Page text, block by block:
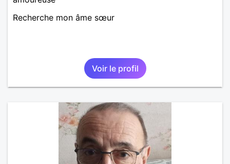
Recherche mon âme sœur
Voir le profil